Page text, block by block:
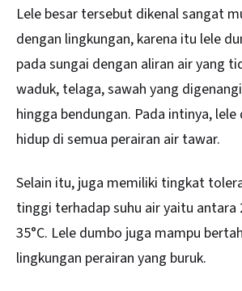
Lele besar tersebut dikenal sangat
dengan lingkungan, karena itu lele
pada sungai dengan aliran air yang
waduk, telaga, sawah yang
hingga bendungan. Pada intinya,
hidup di semua perairan air tawar.
Selain itu, juga memiliki tingkat
tinggi terhadap suhu air yaitu antara
35°C. Lele dumbo juga mampu
lingkungan perairan yang buruk.